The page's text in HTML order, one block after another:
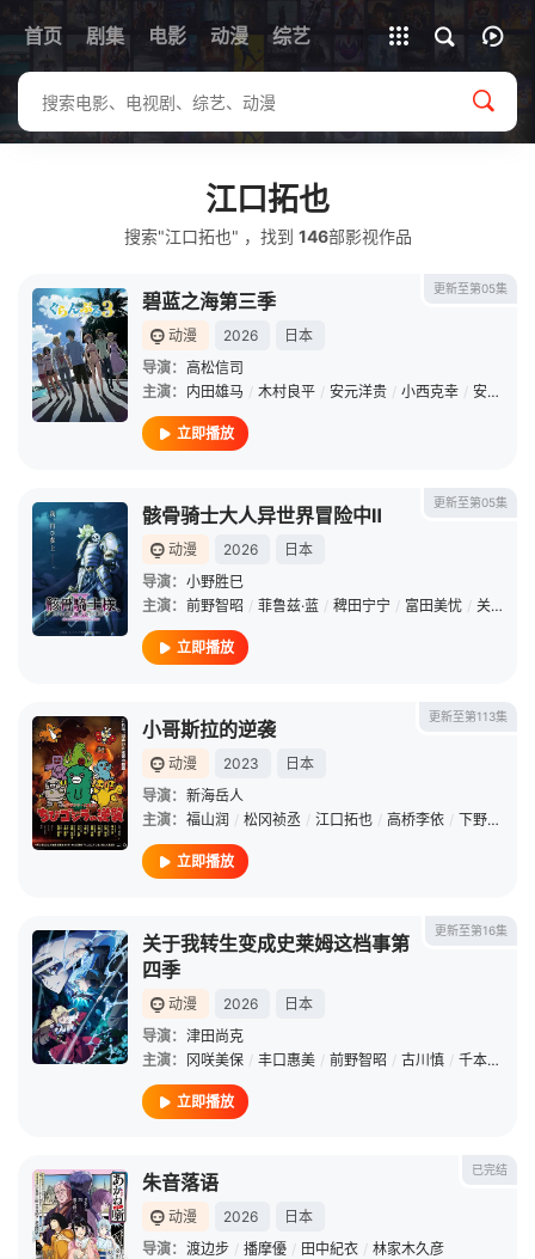
首页 剧集 电影 动漫 综艺
全部影片
江口拓也
搜索"江口拓也" ，找到 146部影视作品
更新至第05集
碧蓝之海第三季
动漫 2026
日本
导演： 高松信司
主演： 内田雄马 / 木村良平 / 安元洋贵 / 小西克幸 / 安济知佳
立即播放
更新至第05集
骸骨骑士大人异世界冒险中Ⅱ
动漫 2026
日本
导演： 小野胜巳
主演： 前野智昭 / 菲鲁兹·蓝 / 稗田宁宁 / 富田美忧 / 关俊彦
立即播放
更新至第113集
小哥斯拉的逆袭
动漫 2023
日本
导演： 新海岳人
主演： 福山润 / 松冈祯丞 / 江口拓也 / 高桥李依 / 下野纮
立即播放
更新至第16集
关于我转生变成史莱姆这档事第
四季
动漫 2026
日本
导演： 津田尚克
主演：
冈咲美保 / 丰口惠美 / 前野智昭 / 古川慎 / 千本木彩花
立即播放
已完结
朱音落语
动漫 2026
日本
导演： 渡边步 / 播摩優 / 田中紀衣 / 林家木久彦